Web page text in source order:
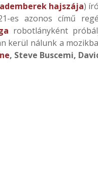
hajszája)
es azonos című
robotlányként
kerül nálunk a
, Steve Buscemi,